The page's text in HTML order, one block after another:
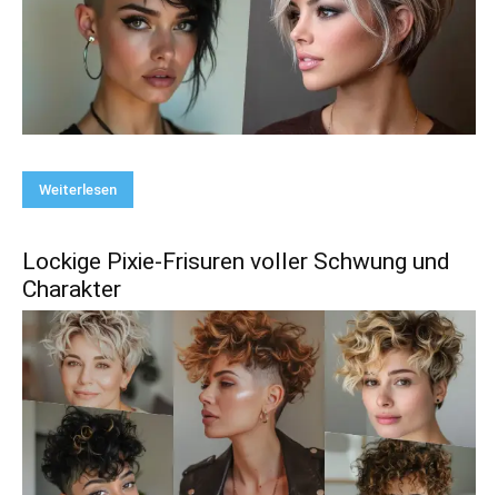
Weiterlesen
Lockige Pixie-Frisuren voller Schwung und
Charakter